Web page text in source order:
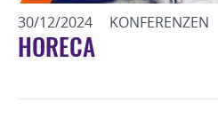
HORECA
30/12/2024 KONFERENZEN